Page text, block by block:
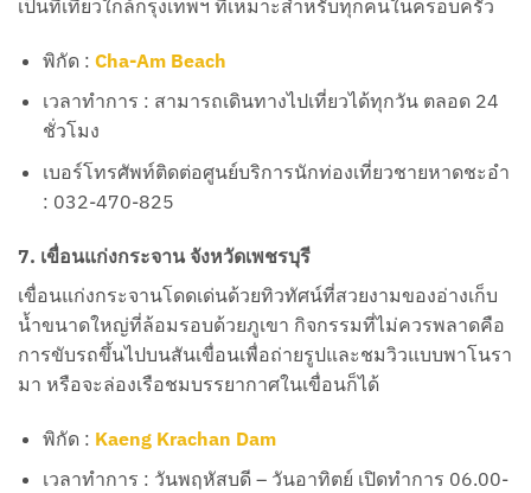
เป็นที่เที่ยวใกล้กรุงเทพฯ ที่เหมาะสำหรับทุกคนในครอบครัว
พิกัด : Cha-Am Beach
เวลาทำการ : สามารถเดินทางไปเที่ยวได้ทุกวัน ตลอด 24
ชั่วโมง
เบอร์โทรศัพท์ติดต่อศูนย์บริการนักท่องเที่ยวชายหาดชะอำ
: 032-470-825
7. เขื่อนแก่งกระจาน จังหวัดเพชรบุรี
เขื่อนแก่งกระจานโดดเด่นด้วยทิวทัศน์ที่สวยงามของอ่างเก็บ
น้ำขนาดใหญ่ที่ล้อมรอบด้วยภูเขา กิจกรรมที่ไม่ควรพลาดคือ
การขับรถขึ้นไปบนสันเขื่อนเพื่อถ่ายรูปและชมวิวแบบพาโนรา
มา หรือจะล่องเรือชมบรรยากาศในเขื่อนก็ได้
พิกัด : Kaeng Krachan Dam
เวลาทำการ : วันพฤหัสบดี – วันอาทิตย์ เปิดทำการ 06.00-